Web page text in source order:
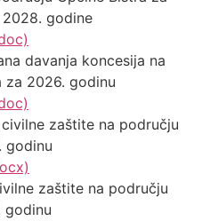
godine
davanja koncesija na
za 2026. godinu
zaštite na području
godinu
zaštite na području
godinu